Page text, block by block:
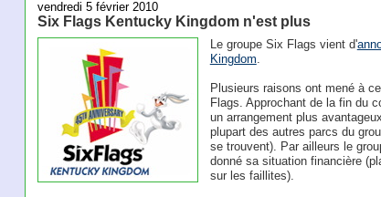
vendredi 5 février 2010
Six Flags Kentucky Kingdom n'est plus
Le groupe Six Flags vient d'
Kingdom.
Plusieurs raisons ont mené à
Flags. Approchant de la fin du
un arrangement plus
plupart des autres parcs du
se trouvent). Par ailleurs le
donné sa situation financière
sur les faillites).